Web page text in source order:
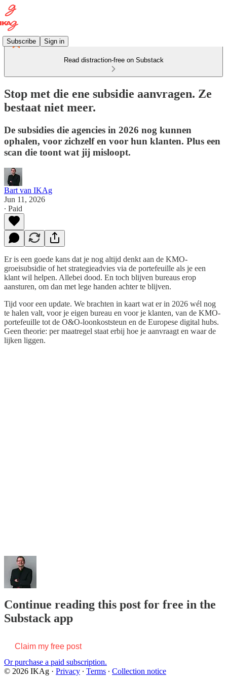
Subscribe Sign in
Read distraction-free on Substack
Stop met die ene subsidie aanvragen. Ze
bestaat niet meer.
De subsidies die agencies in 2026 nog kunnen
ophalen, voor zichzelf en voor hun klanten. Plus een
scan die toont wat jij misloopt.
Bart van IKAg
Jun 11, 2026
∙ Paid
Er is een goede kans dat je nog altijd denkt aan de KMO-
groeisubsidie of het strategieadvies via de portefeuille als je een
klant wil helpen. Allebei dood. En toch blijven bureaus erop
aansturen, om dan met lege handen achter te blijven.
Tijd voor een update. We brachten in kaart wat er in 2026 wél nog
te halen valt, voor je eigen bureau en voor je klanten, van de KMO-
portefeuille tot de O&O-loonkoststeun en de Europese digital hubs.
Geen theorie: per maatregel staat erbij hoe je aanvraagt en waar de
lijken liggen.
Continue reading this post for free in the
Substack app
Claim my free post
Or purchase a paid subscription.
© 2026 IKAg · Privacy ∙ Terms ∙ Collection notice